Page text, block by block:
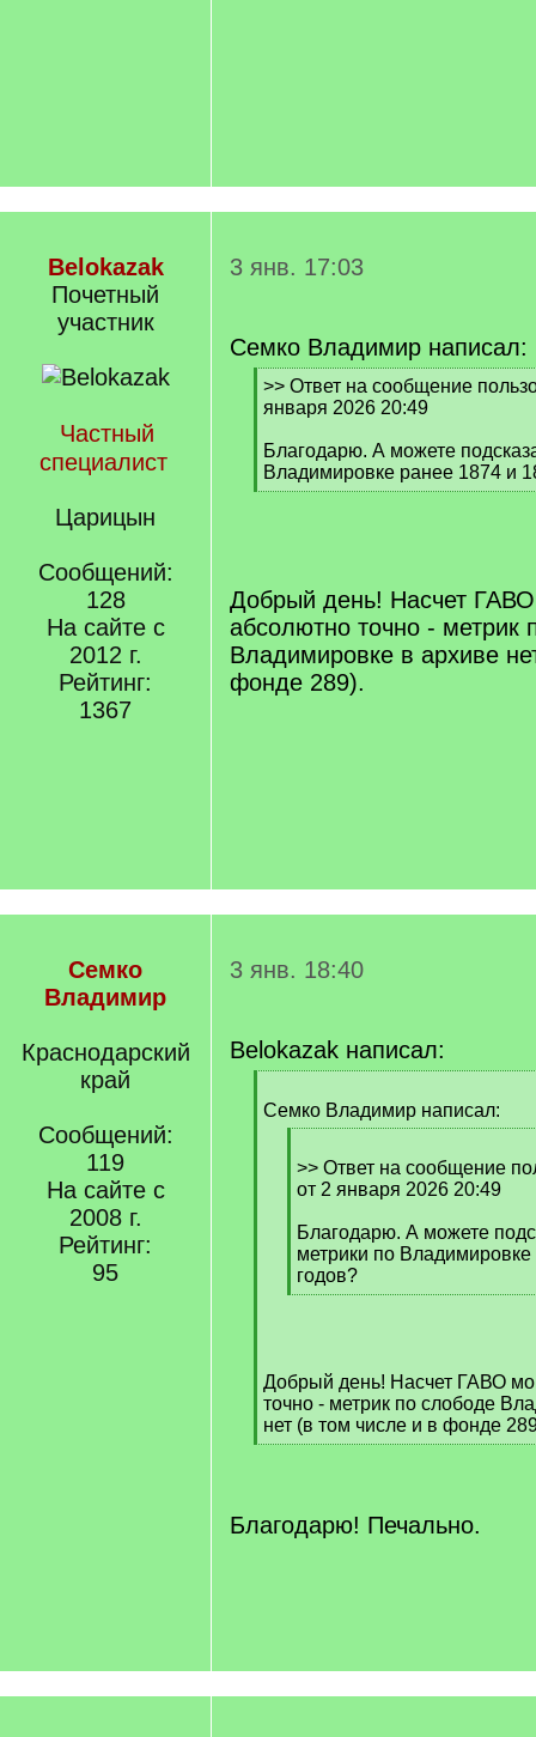
Belokazak
Почетный
участник
Частный
специалист
Царицын
Сообщений:
128
На сайте с
2012 г.
Рейтинг:
1367
3 янв. 17:03
Семко Владимир написал:
[
q
>> Ответ на сообщение
января 2026 20:49
Благодарю. А можете
Владимировке ранее 1874 и
[
Добрый день! Насчет ГАВО
абсолютно точно - метрик
Владимировке в архиве
фонде 289).
Семко
Владимир
Краснодарский
край
Сообщений:
119
На сайте с
2008 г.
Рейтинг:
95
3 янв. 18:40
Belokazak написал:
q
Семко Владимир написал:
q
]
>> Ответ на сообщение
от 2 января 2026 20:49
Благодарю. А можете
метрики по
годов?
[
Добрый день! Насчет ГАВО
точно - метрик по слободе
нет (в том числе и в фонде
[
Благодарю! Печально.